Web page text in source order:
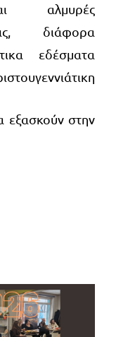
αλμυρές
διάφορα
εδέσματα
στην